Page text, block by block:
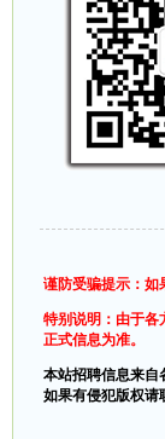
谨防受骗提示：如
特别说明：由于各
正式信息为准。
本站招聘信息来自
如果有侵犯版权请